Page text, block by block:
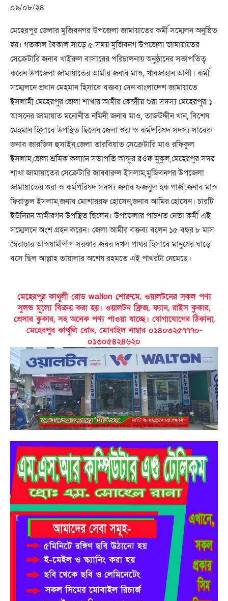
০৯/০৮/২৪
মেহেরপুর জেলার মুজিবনগর উপজেলা জামায়াতের কর্মী সম্মেলন অনুষ্ঠিত
হয়। গতকাল বৈকাল সাড়ে ৫ সময় মুজিবনগ উপজেলা জামায়াতের
সেক্রেটারি জনাব খাইরুল বাসারের পরিচালনায় অনুষ্ঠানের সভাপতিত্ব
করেন উপজেলা জামায়াতের আমীর জনাব মাও, খানজাহান আলী। কর্মী
সম্মেলনে প্রধান মেহমান হিসাবে বক্তব্য দেন বাংলাদেশ জামায়াতে
ইসলামী মেহেরপুর জেলা শাখার আমীর কেন্দ্রীয় শুরা সদস্য মেহেরপুর-১
আসনের জামায়াত মনোনীত নমিনী জনাব মাও, তাজউদ্দীন খান, বিশেষ
মেহমান হিসাবে উপস্থিত ছিলেন জেলা শুরা ও কর্মপরিষদ সদস্য সাবেক
জনাব জারজিস হুসাইন,জেলা তারবিয়াত সেক্রেটারি মাও রফিকুল
ইসলাম,জেলা শ্রমিক কল্যান সভাপতি আব্দুর রওফ মুকুল,মেহেরপুর সদর
শাখা জামায়াতের সেক্রেটারি জাব্বারুল ইসলাম,মুজিবনগর উপজেলা
জামায়াতের শুরা ও কর্মপরিষদ সদস্য জনাব ফজলুল হক গাজী,জনাব মাও
ফিরাতুল ইসলাম,জনাব মোশাররফ হোসেন,জনাব আমির হোসেন। চারটি
ইউনিয়ন আমীরগন উপস্থিত ছিলেন। উপজেলার পাচশত নেতা কর্মী এই
সম্মেলনে অংশ গ্রহন করেন। জেলা আমীর বক্তব্য বলেন ১৫ বছর ৮ মাস
স্বৈরাচার আওয়ামীলীগ সরকার জবর দখল পাথর হিসাবে মানুষের ঘাড়ে
বসে ছিল আল্লাহ তায়ালার অশেষ রহমতে এই পাথরটা নেমেছে।
মেহেরপুর কাথুলী রোড walton শোরুমে, ওয়ালটনের সকল পণ্য
সুলভ মূল্যে বিক্রয় করা হয়। ওয়ালটন ফ্রিজ, ফ্যান, রাইস কুকার,
প্রেসার কুকার, সহ অনেক পণ্য পাওয়া যাচ্ছে। যোগাযোগের ঠিকানা,
মেহেরপুর কাথুলি রোড, মোবাইল নাম্বার ০১৪০৩২৫৭৭৭০-
০১৩০৫৪২৪৬২০